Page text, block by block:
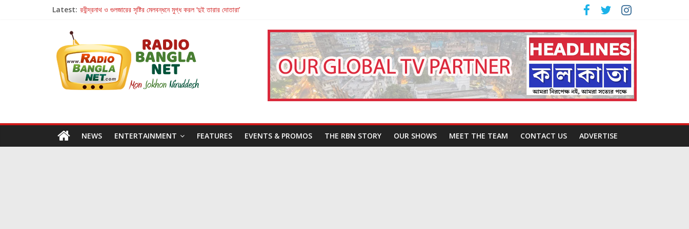
Latest: রবীন্দ্রনাথ ও গুলজারের সৃষ্টির মেলবন্ধনে মুগ্ধ করল ‘দুই তারার দোতারা’
Retribution: A Thought-Provoking Short Film That Challenges Our Understanding of Justice
হাওয়া বদলের টলিউডে ‘তুমি এলে তাই’
NEWS ENTERTAINMENT FEATURES EVENTS & PROMOS THE RBN STORY OUR SHOWS MEET THE TEAM CONTACT US ADVERTISE